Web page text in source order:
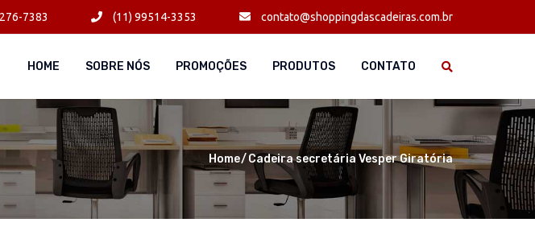
7383 (11) 99514-3353 contato@shoppingdascadeiras.com.br
HOME SOBRE NÓS PROMOÇÕES PRODUTOS CONTATO
Home Cadeira secretária Vesper Giratória